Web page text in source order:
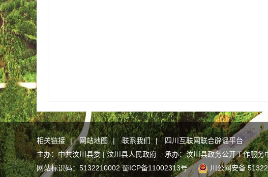
相关链接 | 网站地图 | 联系我们 |
四川互联网联合辟谣平台
主办：中共汶川县委 | 汶川县人民政府 承办：汶川县政务公开工作服务
网站标识码：5132210002蜀ICP备11002313号 川公网安备